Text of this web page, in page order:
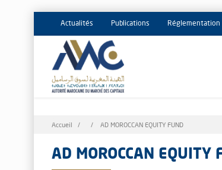
Actualités Publications Réglementation
Fil
Accueil AD MOROCCAN EQUITY FUND
AD MOROCCAN EQUITY